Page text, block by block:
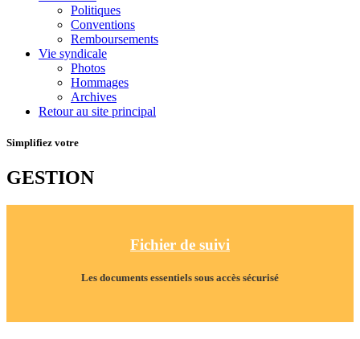
Politiques
Conventions
Remboursements
Vie syndicale
Photos
Hommages
Archives
Retour au site principal
Simplifiez votre
GESTION
Fichier de suivi
Les documents essentiels sous accès sécurisé